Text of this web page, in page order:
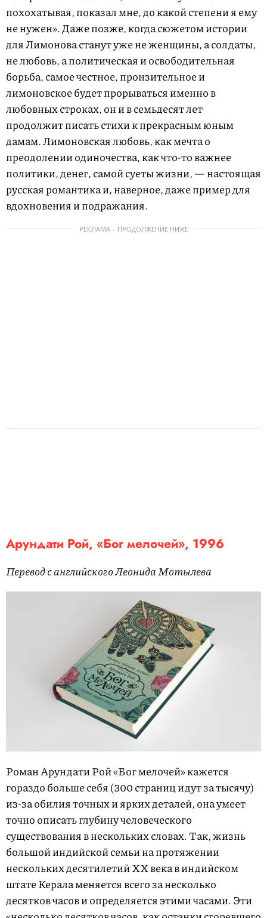
похохатывая, показал мне, до какой степени я ему
не нужен». Даже позже, когда сюжетом истории
для Лимонова станут уже не женщины, а солдаты,
не любовь, а политическая и освободительная
борьба, самое честное, пронзительное и
лимоновское будет прорываться именно в
любовных строках, он и в семьдесят лет
продолжит писать стихи к прекрасным юным
дамам. Лимоновская любовь, как мечта о
преодолении одиночества, как что-то важнее
политики, денег, самой суеты жизни, — настоящая
русская романтика и, наверное, даже пример для
вдохновения и подражания.
РЕКЛАМА – ПРОДОЛЖЕНИЕ НИЖЕ
Арундати Рой, «Бог мелочей», 1996
Перевод с английского Леонида Мотылева
Роман Арундати Рой «Бог мелочей» кажется
гораздо больше себя (300 страниц идут за тысячу)
из-за обилия точных и ярких деталей, она умеет
точно описать глубину человеческого
существования в нескольких словах. Так, жизнь
большой индийской семьи на протяжении
нескольких десятилетий ХХ века в индийском
штате Керала меняется всего за несколько
десятков часов и определяется этими часами. Эти